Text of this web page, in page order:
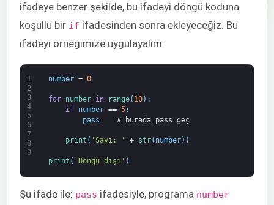
ifadeye benzer şekilde, bu ifadeyi döngü koduna
koşullu bir if ifadesinden sonra ekleyeceğiz. Bu
ifadeyi örneğimize uygulayalım:
1
2
3
4
5
6
7
8
9
number = 0
for number in range( 10) :
if
number == 5:
pass
# burada pass geç
print ( 'Sayı: ' + str( number) )
print ( 'Döngü dışı' )
Şu ifade ile: pass ifadesiyle, programa number